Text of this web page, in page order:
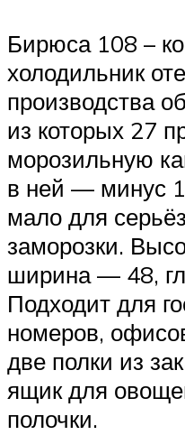
Бирюса 108 –
холодильник
производства
из которых 27
морозильную
в ней — минус
мало для
заморозки.
ширина — 48,
Подходит для
номеров,
две полки из
ящик для
полочки.